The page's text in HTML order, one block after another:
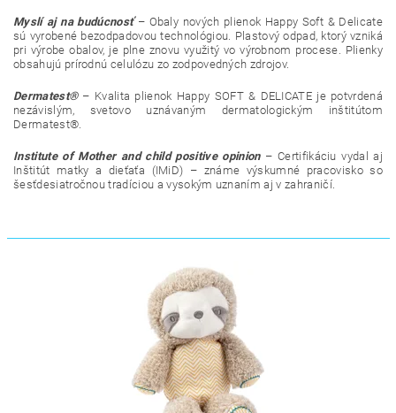
Myslí aj na budúcnosť– Obaly nových plienok Happy Soft & Delicate
sú vyrobené bezodpadovou technológiou. Plastový odpad, ktorý vzniká
pri výrobe obalov, je plne znovu využitý vo výrobnom procese. Plienky
obsahujú prírodnú celulózu zo zodpovedných zdrojov.
Dermatest®– Kvalita plienok Happy SOFT & DELICATE je potvrdená
nezávislým, svetovo uznávaným dermatologickým inštitútom
Dermatest®.
Institute of Mother and child positive opinion– Certifikáciu vydal aj
Inštitút matky a dieťaťa (IMiD) – známe výskumné pracovisko so
šesťdesiatročnou tradíciou a vysokým uznaním aj v zahraničí.